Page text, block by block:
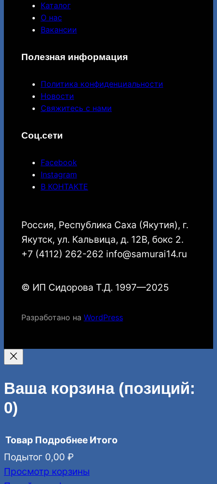
Каталог
О нас
Вакансии
Полезная информация
Политика конфиденциальности
Новости
Свяжитесь с нами
Соц.сети
Facebook
Instagram
В КОНТАКТЕ
Россия, Республика Саха (Якутия), г.
Якутск, ул. Кальвица, д. 12В, бокс 2.
+7 (4112) 262-262 info@samurai14.ru
© ИП Сидорова Т.Д. 1997—2025
Разработано на WordPress
Ваша корзина (позиций:
0)
Товары
Товар Подробнее Итого
Подытог 0,00 ₽
Просмотр корзины